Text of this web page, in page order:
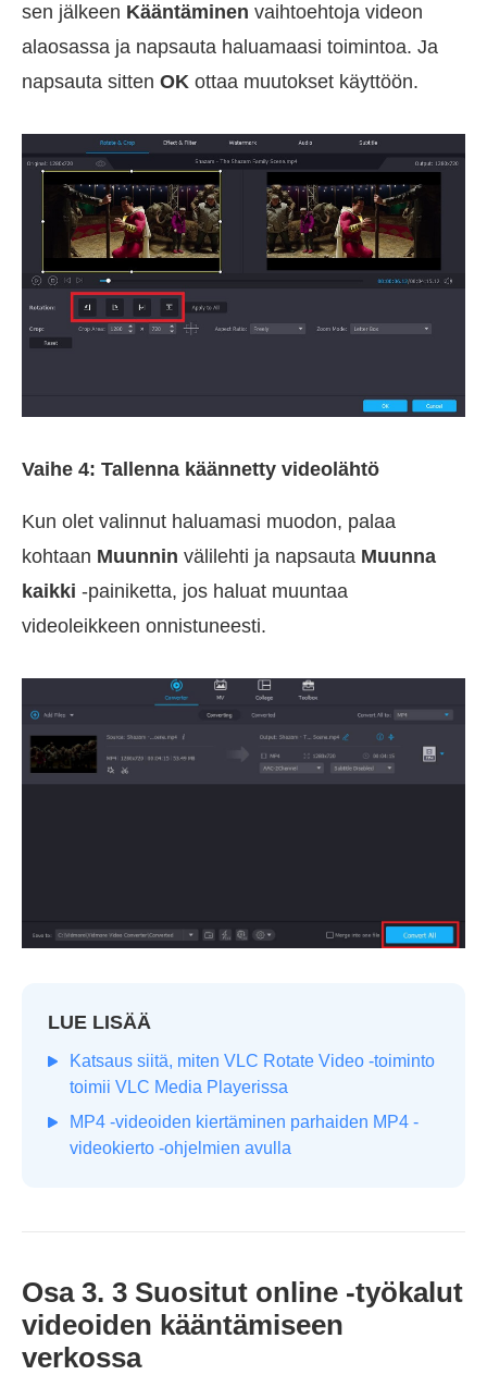
sen jälkeen Kääntäminen vaihtoehtoja videon
alaosassa ja napsauta haluamaasi toimintoa. Ja
napsauta sitten OK ottaa muutokset käyttöön.
Vaihe 4: Tallenna käännetty videolähtö
Kun olet valinnut haluamasi muodon, palaa
kohtaan Muunnin välilehti ja napsauta Muunna
kaikki -painiketta, jos haluat muuntaa
videoleikkeen onnistuneesti.
LUE LISÄÄ
Katsaus siitä, miten VLC Rotate Video -toiminto
toimii VLC Media Playerissa
MP4 -videoiden kiertäminen parhaiden MP4 -
videokierto -ohjelmien avulla
Osa 3. 3 Suositut online -työkalut
videoiden kääntämiseen
verkossa